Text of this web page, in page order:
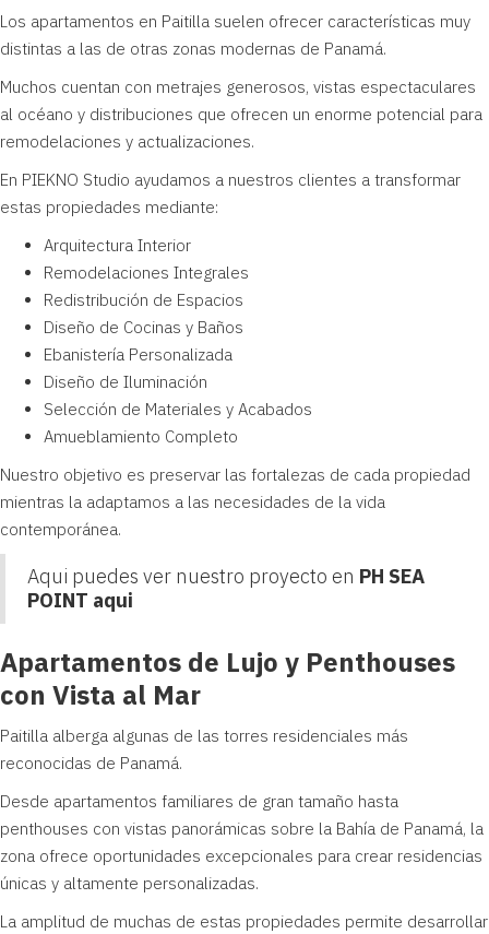
Los apartamentos en Paitilla suelen ofrecer características muy
distintas a las de otras zonas modernas de Panamá.
Muchos cuentan con metrajes generosos, vistas espectaculares
al océano y distribuciones que ofrecen un enorme potencial para
remodelaciones y actualizaciones.
En PIEKNO Studio ayudamos a nuestros clientes a transformar
estas propiedades mediante:
Arquitectura Interior
Remodelaciones Integrales
Redistribución de Espacios
Diseño de Cocinas y Baños
Ebanistería Personalizada
Diseño de Iluminación
Selección de Materiales y Acabados
Amueblamiento Completo
Nuestro objetivo es preservar las fortalezas de cada propiedad
mientras la adaptamos a las necesidades de la vida
contemporánea.
Aqui puedes ver nuestro proyecto en PH SEA
POINT aqui
Apartamentos de Lujo y Penthouses
con Vista al Mar
Paitilla alberga algunas de las torres residenciales más
reconocidas de Panamá.
Desde apartamentos familiares de gran tamaño hasta
penthouses con vistas panorámicas sobre la Bahía de Panamá, la
zona ofrece oportunidades excepcionales para crear residencias
únicas y altamente personalizadas.
La amplitud de muchas de estas propiedades permite desarrollar